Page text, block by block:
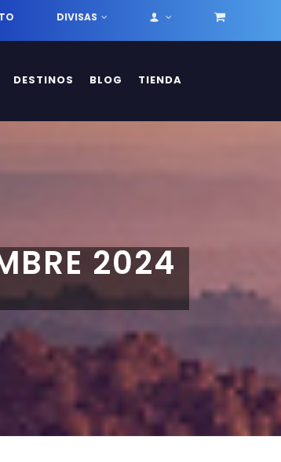
DIVISAS
DESTINOS BLOG TIENDA
2024